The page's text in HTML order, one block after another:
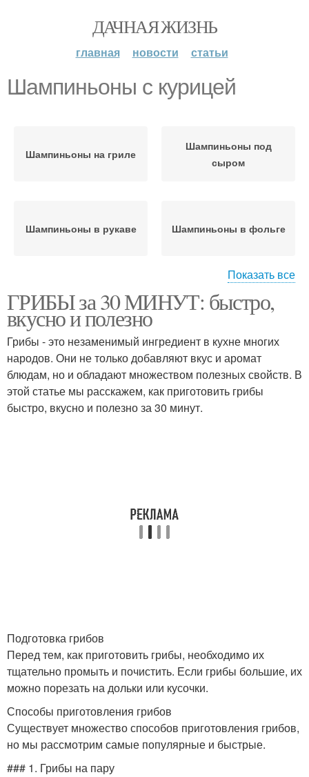
ДАЧНАЯ ЖИЗНЬ
главная новости статьи
Шампиньоны с курицей
Шампиньоны на гриле
Шампиньоны под
сыром
Шампиньоны в рукаве Шампиньоны в фольге
Шампиньоны со
сливками
Запеченные
шампиньоны
Шампиньоны с зеленью
Показать все
ГРИБЫ за 30 МИНУТ: быстро,
вкусно и полезно
Грибы - это незаменимый ингредиент в кухне многих
народов. Они не только добавляют вкус и аромат
блюдам, но и обладают множеством полезных свойств. В
этой статье мы расскажем, как приготовить грибы
быстро, вкусно и полезно за 30 минут.
Подготовка грибов
Перед тем, как приготовить грибы, необходимо их
тщательно промыть и почистить. Если грибы большие, их
можно порезать на дольки или кусочки.
Способы приготовления грибов
Существует множество способов приготовления грибов,
но мы рассмотрим самые популярные и быстрые.
### 1. Грибы на пару